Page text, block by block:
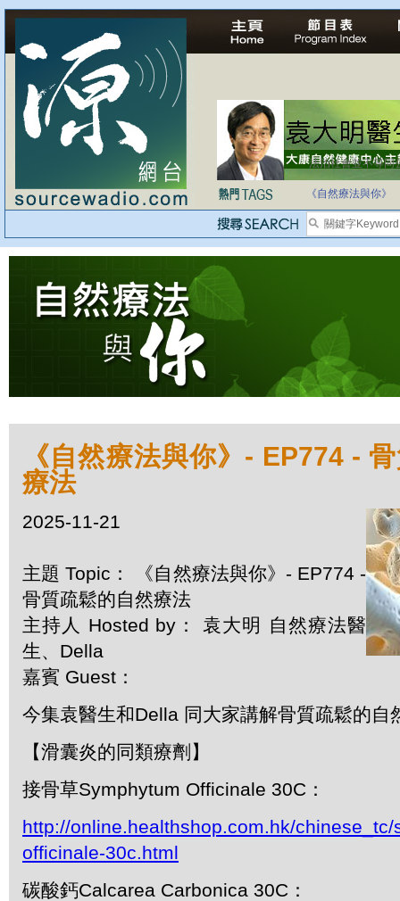
法治社會並不等同
自家教育合法化-
《自然療法與你》
《自然療法與你》- EP774 -
療法
2025-11-21
主題 Topic： 《自然療法與你》- EP774 -
骨質疏鬆的自然療法
主持人 Hosted by： 袁大明 自然療法醫
生、Della
嘉賓 Guest：
今集袁醫生和Della 同大家講解骨質疏鬆的自
【滑囊炎的同類療劑】
接骨草Symphytum Officinale 30C：
http://online.healthshop.com.hk/chinese_tc/
officinale-30c.html
碳酸鈣Calcarea Carbonica 30C：